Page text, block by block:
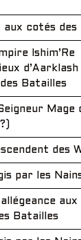
cotés des
Ishim’Re
d’Aarklash
Batailles
Mage
des
par les
aux
Batailles